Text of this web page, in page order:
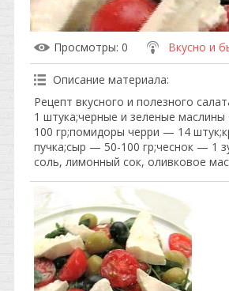
Просмотры: 0 Вкусно и
Описание материала:
Рецепт вкусного и полезного
1 штука;черные и зеленые
100 гр;помидоры черри — 14
пучка;сыр — 50-100 гр;чеснок — 1
соль, лимонный сок, оливковое